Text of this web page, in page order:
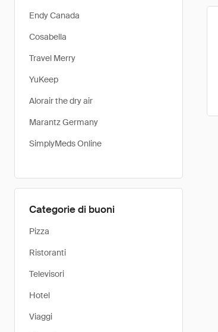
Endy Canada
Cosabella
Travel Merry
YuKeep
Alorair the dry air
Marantz Germany
SimplyMeds Online
Categorie di buoni
Pizza
Ristoranti
Televisori
Hotel
Viaggi